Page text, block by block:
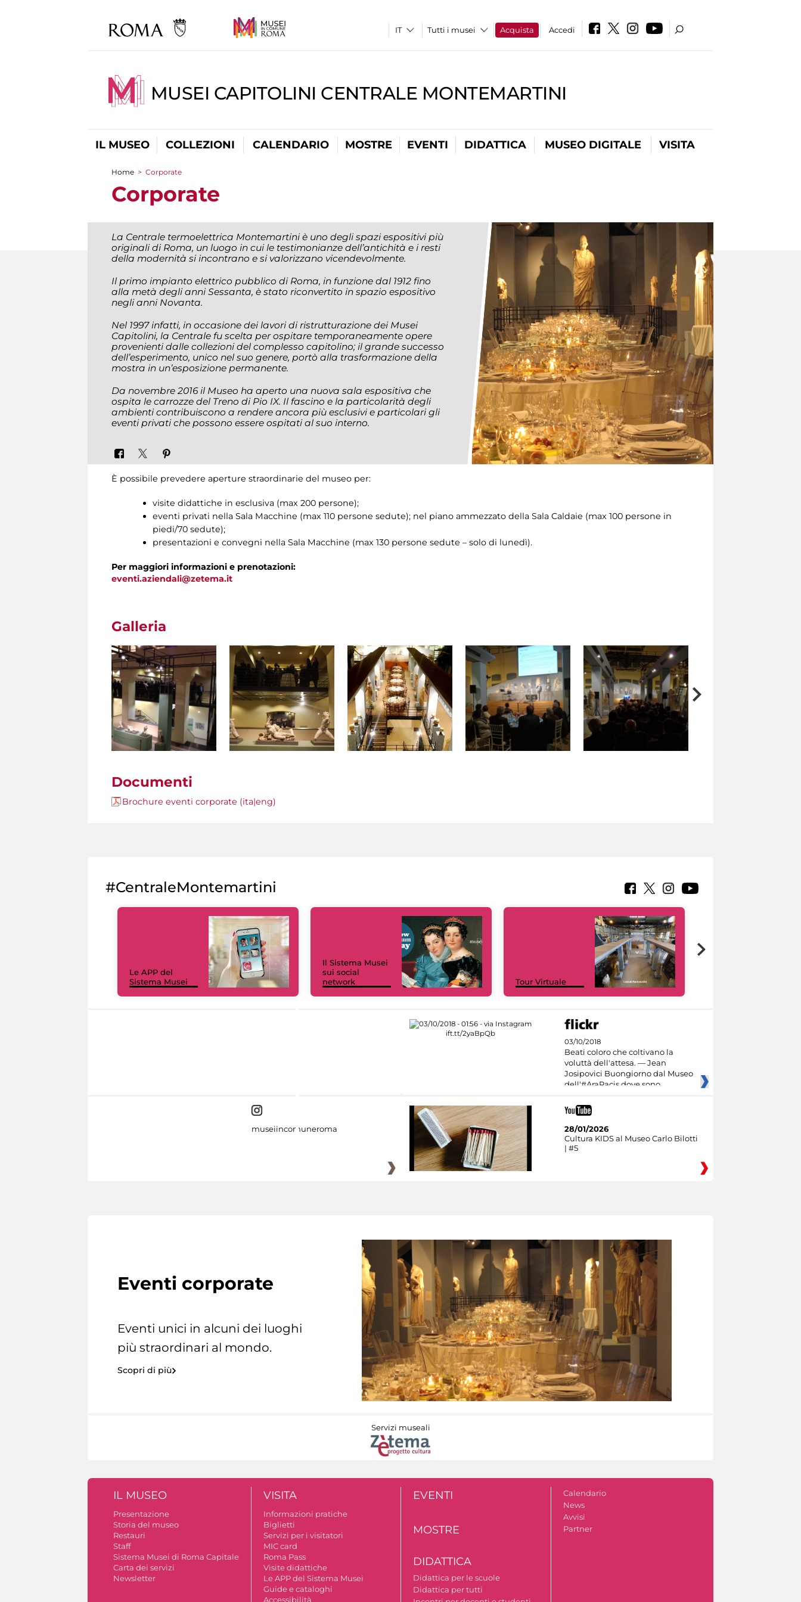
Tutti i musei Acquista Accedi
MUSEI CAPITOLINI CENTRALE MONTEMARTINI
IL MUSEO COLLEZIONI CALENDARIO MOSTRE EVENTI DIDATTICA MUSEO DIGITALE VISITA
Tu sei qui
Home > Corporate
Corporate
La Centrale termoelettrica Montemartini è uno degli spazi espositivi più
originali di Roma, un luogo in cui le testimonianze dell’antichità e i resti
della modernità si incontrano e si valorizzano vicendevolmente.
Il primo impianto elettrico pubblico di Roma, in funzione dal 1912 fino
alla metà degli anni Sessanta, è stato riconvertito in spazio espositivo
negli anni Novanta.
Nel 1997 infatti, in occasione dei lavori di ristrutturazione dei Musei
Capitolini, la Centrale fu scelta per ospitare temporaneamente opere
provenienti dalle collezioni del complesso capitolino; il grande successo
dell’esperimento, unico nel suo genere, portò alla trasformazione della
mostra in un’esposizione permanente.
Da novembre 2016 il Museo ha aperto una nuova sala espositiva che
ospita le carrozze del Treno di Pio IX. Il fascino e la particolarità degli
ambienti contribuiscono a rendere ancora più esclusivi e particolari gli
eventi privati che possono essere ospitati al suo interno.
È possibile prevedere aperture straordinarie del museo per:
visite didattiche in esclusiva (max 200 persone);
eventi privati nella Sala Macchine (max 110 persone sedute); nel piano ammezzato della Sala Caldaie (max 100 persone in
piedi/70 sedute);
presentazioni e convegni nella Sala Macchine (max 130 persone sedute – solo di lunedì).
Per maggiori informazioni e prenotazioni:
eventi.aziendali@zetema.it
Galleria
Documenti
Brochure eventi corporate (ita|eng)
#CentraleMontemartini
Le APP del
Sistema Musei
Il Sistema Musei
sui social
network
Tour Virtuale
03/10/2018
Beati coloro che coltivano la
voluttà dell'attesa. — Jean
Josipovici Buongiorno dal Museo
dell'#AraPacis dove sono
museiincomuneroma
28/01/2026
Cultura KIDS al Museo Carlo Bilotti
| #5
Eventi corporate
Eventi unici in alcuni dei luoghi
più straordinari al mondo.
Scopri di più
Servizi museali
IL MUSEO
Presentazione
Storia del museo
Restauri
Staff
Sistema Musei di Roma Capitale
Carta dei servizi
Newsletter
VISITA
Informazioni pratiche
Biglietti
Servizi per i visitatori
MIC card
Roma Pass
Visite didattiche
Le APP del Sistema Musei
Guide e cataloghi
Accessibilità
EVENTI
MOSTRE
DIDATTICA
Didattica per le scuole
Didattica per tutti
Calendario
News
Avvisi
Partner